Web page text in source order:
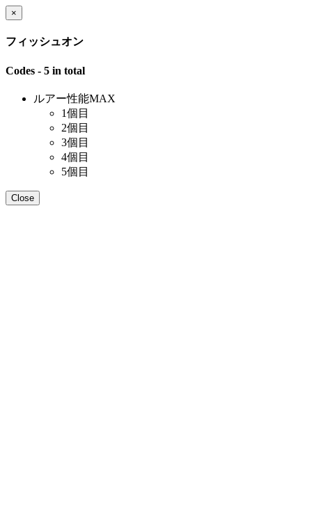
×
フィッシュオン
Codes - 5 in total
ルアー性能MAX
1個目
2個目
3個目
4個目
5個目
Close